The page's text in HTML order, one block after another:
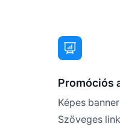
Promóciós
Képes
Szöveges